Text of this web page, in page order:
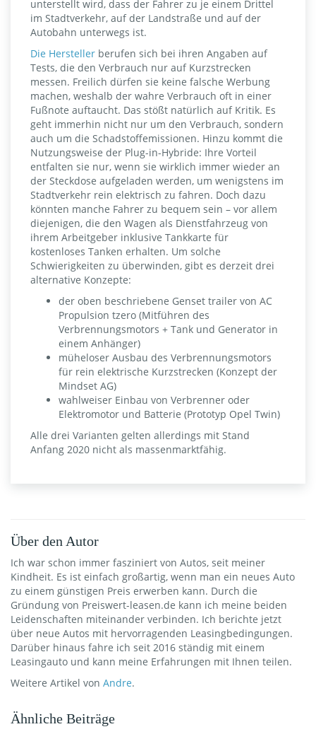
unterstellt wird, dass der Fahrer zu je einem Drittel
im Stadtverkehr, auf der Landstraße und auf der
Autobahn unterwegs ist.
Die Hersteller berufen sich bei ihren Angaben auf
Tests, die den Verbrauch nur auf Kurzstrecken
messen. Freilich dürfen sie keine falsche Werbung
machen, weshalb der wahre Verbrauch oft in einer
Fußnote auftaucht. Das stößt natürlich auf Kritik. Es
geht immerhin nicht nur um den Verbrauch, sondern
auch um die Schadstoffemissionen. Hinzu kommt die
Nutzungsweise der Plug-in-Hybride: Ihre Vorteil
entfalten sie nur, wenn sie wirklich immer wieder an
der Steckdose aufgeladen werden, um wenigstens im
Stadtverkehr rein elektrisch zu fahren. Doch dazu
könnten manche Fahrer zu bequem sein – vor allem
diejenigen, die den Wagen als Dienstfahrzeug von
ihrem Arbeitgeber inklusive Tankkarte für
kostenloses Tanken erhalten. Um solche
Schwierigkeiten zu überwinden, gibt es derzeit drei
alternative Konzepte:
der oben beschriebene Genset trailer von AC
Propulsion tzero (Mitführen des
Verbrennungsmotors + Tank und Generator in
einem Anhänger)
müheloser Ausbau des Verbrennungsmotors
für rein elektrische Kurzstrecken (Konzept der
Mindset AG)
wahlweiser Einbau von Verbrenner oder
Elektromotor und Batterie (Prototyp Opel Twin)
Alle drei Varianten gelten allerdings mit Stand
Anfang 2020 nicht als massenmarktfähig.
Über den Autor
Ich war schon immer fasziniert von Autos, seit meiner
Kindheit. Es ist einfach großartig, wenn man ein neues Auto
zu einem günstigen Preis erwerben kann. Durch die
Gründung von Preiswert-leasen.de kann ich meine beiden
Leidenschaften miteinander verbinden. Ich berichte jetzt
über neue Autos mit hervorragenden Leasingbedingungen.
Darüber hinaus fahre ich seit 2016 ständig mit einem
Leasingauto und kann meine Erfahrungen mit Ihnen teilen.
Weitere Artikel von Andre.
Ähnliche Beiträge